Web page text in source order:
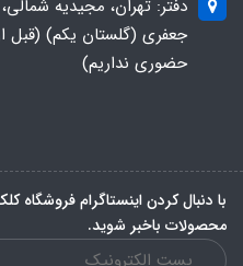
دفتر: تهران، مجیدیه
جعفری (گلستان یکم) (قبل
حضوری نداریم)
با دنبال کردن اینستاگرام
محصولات باخبر شوید.